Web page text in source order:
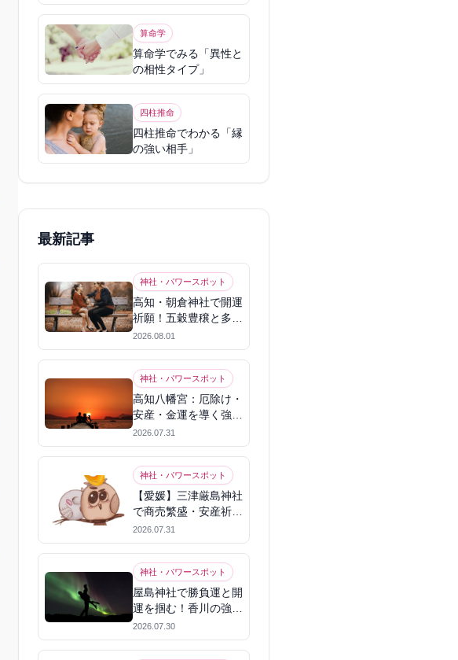
算命学
算命学でみる「異性と
の相性タイプ」
四柱推命
四柱推命でわかる「縁
の強い相手」
最新記事
神社・パワースポット
高知・朝倉神社で開運
祈願！五穀豊穣と多幸
を呼ぶパワースポット
2026.08.01
神社・パワースポット
高知八幡宮：厄除け・
安産・金運を導く強力
パワースポット
2026.07.31
神社・パワースポット
【愛媛】三津厳島神社
で商売繁盛・安産祈
願！宗像三女神のパワ
ーを授かる
2026.07.31
神社・パワースポット
屋島神社で勝負運と開
運を掴む！香川の強力
パワースポット
2026.07.30